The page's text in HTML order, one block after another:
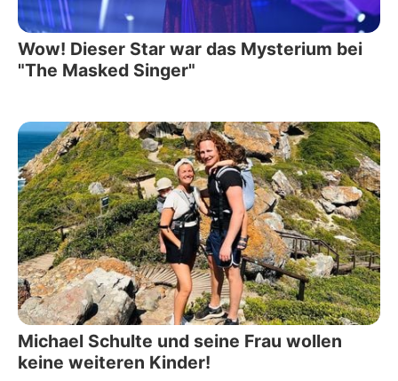
Wow! Dieser Star war das Mysterium bei
"The Masked Singer"
Michael Schulte und seine Frau wollen
keine weiteren Kinder!